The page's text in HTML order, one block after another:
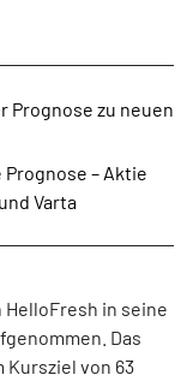
Prognose zu neuen
– Aktie
Varta
HelloFresh in seine
Das
Kursziel von 63